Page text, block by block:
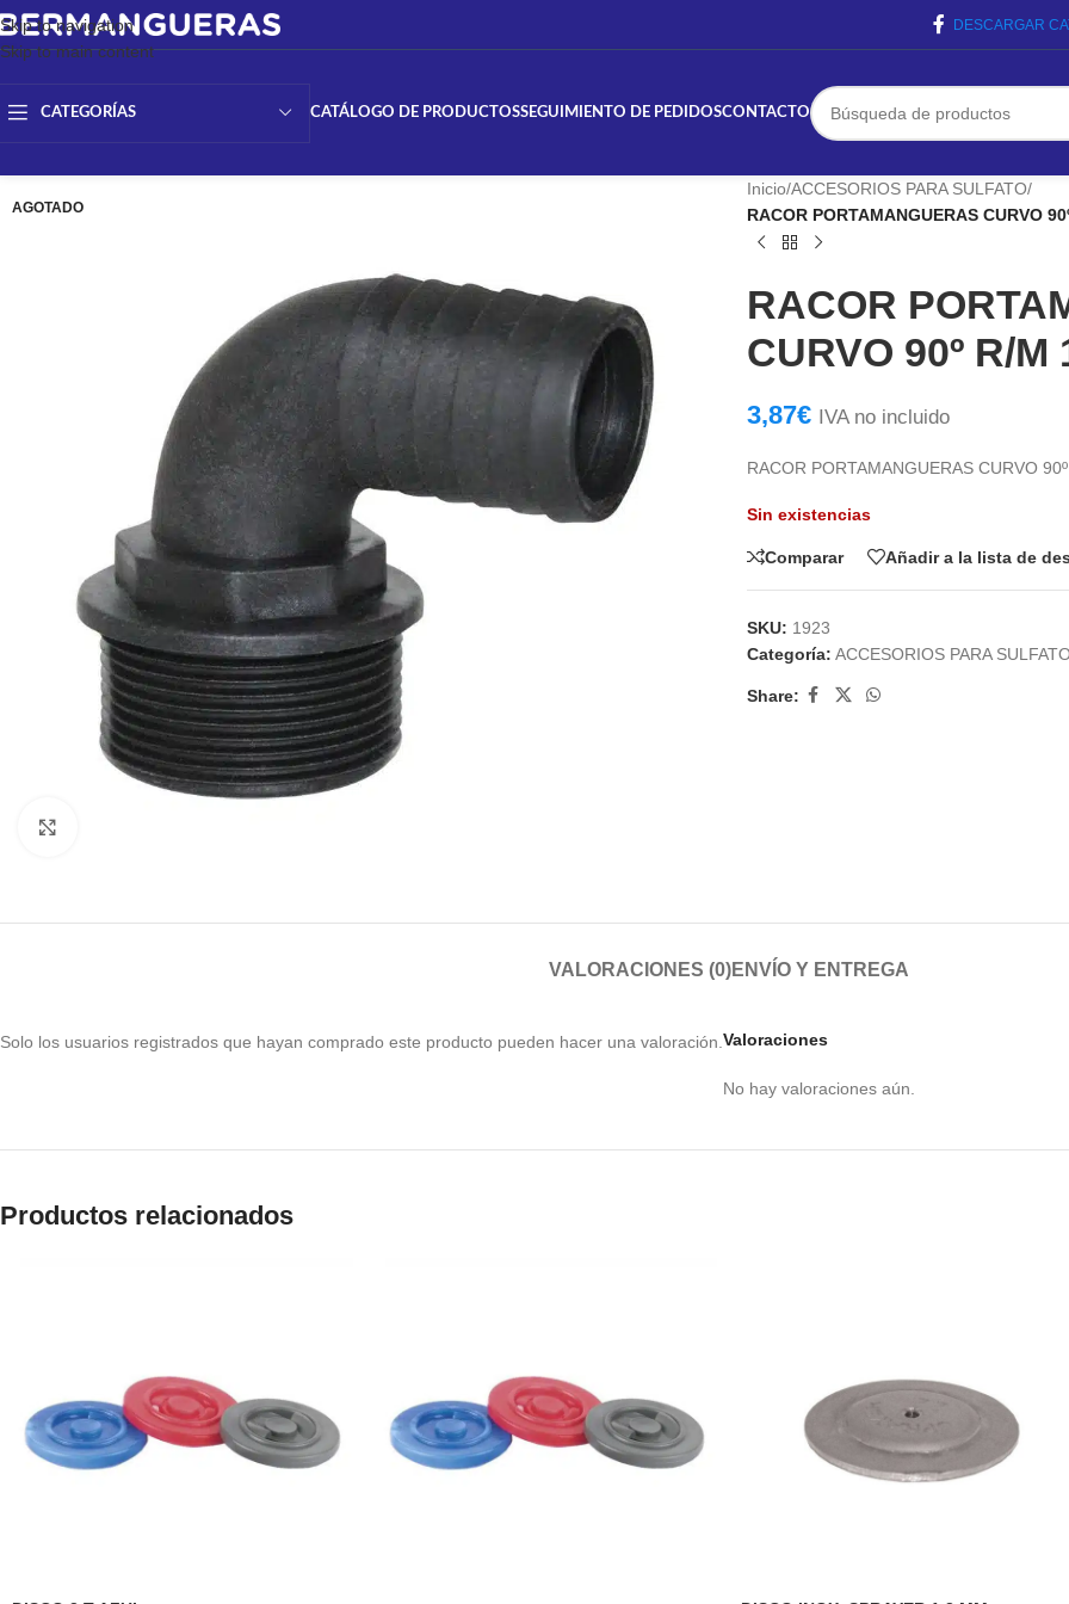
Skip to navigation
Skip to main content
DESCARGAR
CATEGORÍAS CATÁLOGO DE PRODUCTOSSEGUIMIENTO DE PEDIDOSCONTACTO
AGOTADO
Inicio/ACCESORIOS PARA SULFATO/
RACOR PORTAMANGUERAS CURVO
RACOR
CURVO 90º R/M
3,87€ IVA no incluido
RACOR PORTAMANGUERAS CURVO
Sin existencias
Comparar Añadir a la lista de
SKU: 1923
Categoría: ACCESORIOS PARA
Share:
VALORACIONES (0)ENVÍO Y ENTREGA
Valoraciones
No hay valoraciones aún.
Solo los usuarios registrados que hayan comprado este producto pueden hacer una valoración.
Productos relacionados